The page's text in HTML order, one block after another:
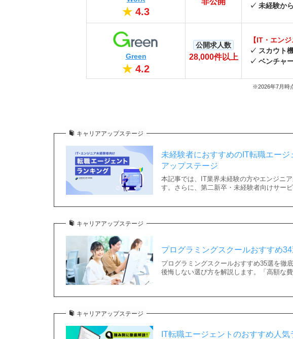
★ 4.3
✓ 未経験か
Green
★ 4.2
公開求人数
28,000件以上
【IT・エン
✓ スカウト
✓ ベンチャ
※2026年7月時
キャリアアップステージ
未経験者におすすめのIT転職エー
アップステージ
本記事では、IT業界未経験の方やエンジニ
す。さらに、第二新卒・未経験者向けサー
キャリアアップステージ
プログラミングスクールおすすめ
プログラミングスクールおすすめ35選を徹
後悔しない選び方を解説します。「高額な
キャリアアップステージ
IT転職エージェントのおすすめ人